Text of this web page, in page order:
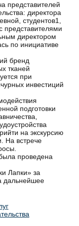
представителей
директора
студентов1,
представителями
директором
по инициативе
бренд
тканей
при
инвестиций
подготовки
на экскурсию
На встрече
проведена
Лапки» за
дальнейшее